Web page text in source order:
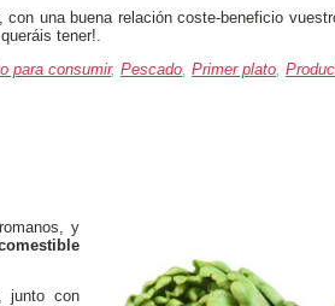
una buena relación coste-beneficio
tener!.
para consumir, Pescado, Primer plato,
y
junto con